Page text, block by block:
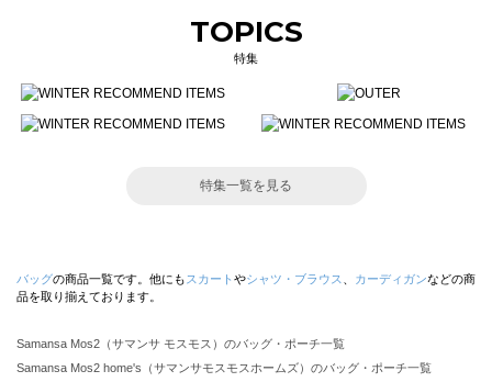
TOPICS
特集
特集一覧を見る
バッグの商品一覧です。他にも スカート やシャツ・ブラウス カーディガンなどの商
品を取り揃えております。
Samansa Mos2（サマンサ モスモス）のバッグ・ポーチ一覧
Samansa Mos2 home's（サマンサモスモスホームズ）のバッグ・ポーチ一覧